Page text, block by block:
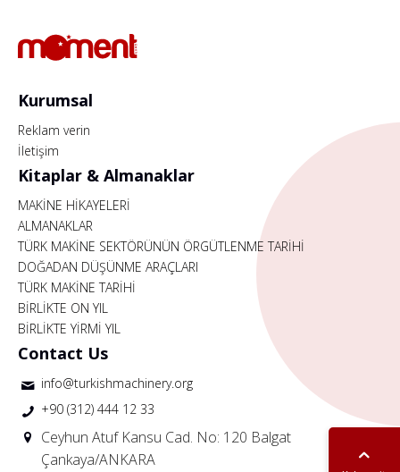
Kurumsal
Reklam verin
İletişim
Kitaplar & Almanaklar
MAKİNE HİKAYELERİ
ALMANAKLAR
TÜRK MAKİNE SEKTÖRÜNÜN ÖRGÜTLENME TARİHİ
DOĞADAN DÜŞÜNME ARAÇLARI
TÜRK MAKİNE TARİHİ
BİRLİKTE ON YIL
BİRLİKTE YİRMİ YIL
Contact Us
info@turkishmachinery.org
+90 (312) 444 12 33
Ceyhun Atuf Kansu Cad. No: 120 Balgat
Çankaya/ANKARA